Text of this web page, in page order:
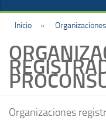
Inicio »
Organizaciones